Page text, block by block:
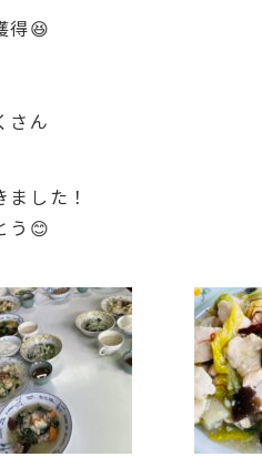
得😆
さん
した！
う😊